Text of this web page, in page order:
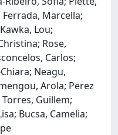
Ferrada, Marcella;
Lou;
Rose,
Carlos;
Neagu,
Arola; Perez
Torres, Guillem;
Bucsa, Camelia;